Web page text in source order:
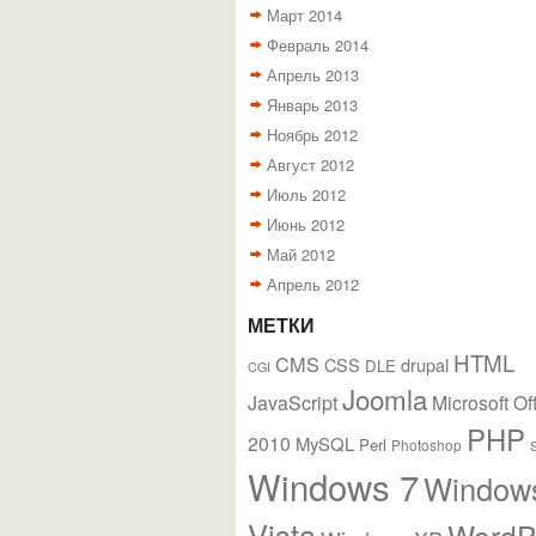
Март 2014
Февраль 2014
Апрель 2013
Январь 2013
Ноябрь 2012
Август 2012
Июль 2012
Июнь 2012
Май 2012
Апрель 2012
МЕТКИ
CGI CMS CSS DLE drupal HTML
JavaScriptJoomla Microsoft
2010 MySQL Perl Photoshop PHP
Windows 7